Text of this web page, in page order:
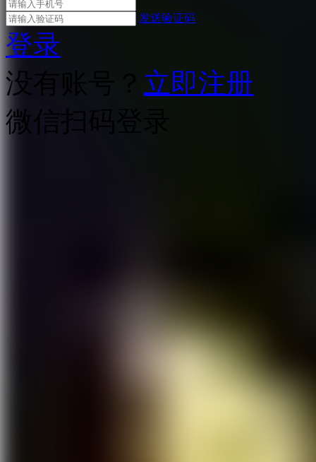
发送验证码
登录
没有账号？ 立即注册
微信扫码登录